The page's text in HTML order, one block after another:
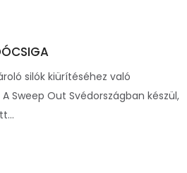
silók kiürítéséhez való
Sweep Out Svédországban készül,